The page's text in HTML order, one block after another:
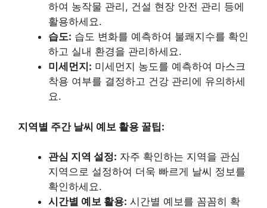
하여 농작물 관리, 건설 현장 안전 관리 등에
활용하세요.
습도: 습도 변화를 예측하여 불쾌지수를 확인
하고 실내 환경을 관리하세요.
미세먼지: 미세먼지 농도를 예측하여 마스크
착용 여부를 결정하고 건강 관리에 유의하세
요.
지역별 주간 날씨 예보 활용 꿀팁:
관심 지역 설정: 자주 확인하는 지역을 관심
지역으로 설정하여 더욱 빠르게 날씨 정보를
확인하세요.
시간별 예보 활용: 시간별 예보를 꼼꼼히 확